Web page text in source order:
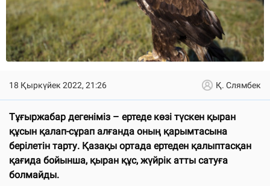
18 Қыркүйек 2022, 21:26 Қ. Слямбек
Тұғыржабар дегеніміз – ертеде көзі түскен қыран
құсын қалап-сұрап алғанда оның қарымтасына
берілетін тарту. Қазақы ортада ертеден қалыптасқан
қағида бойынша, қыран құс, жүйрік атты сатуға
болмайды.